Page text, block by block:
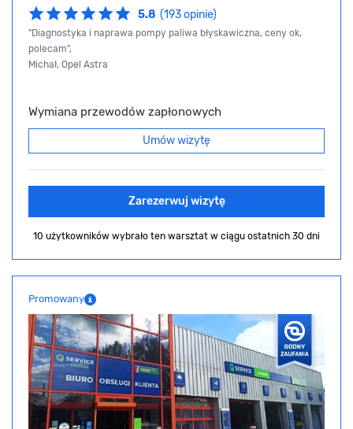
5.8 (193 opinie)
"Diagnostyka i naprawa pompy paliwa błyskawiczna, ceny ok,
polecam",
Michał, Opel Astra
Wymiana przewodów zapłonowych
Umów wizytę
Zarezerwuj wizytę
10 użytkowników wybrało ten warsztat w ciągu ostatnich 30 dni
Promowany